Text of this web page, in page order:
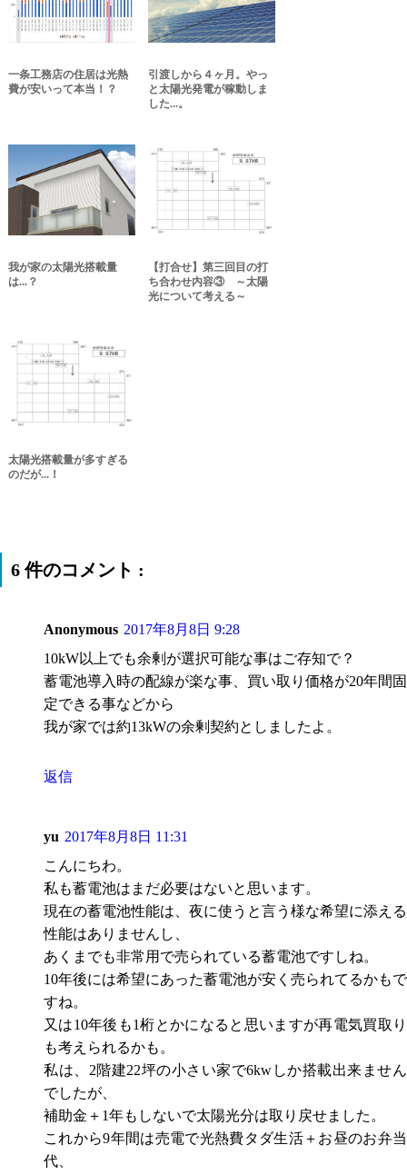
一条工務店の住居は光熱
費が安いって本当！？
引渡しから４ヶ月。やっ
と太陽光発電が稼動しま
した...。
我が家の太陽光搭載量
は...？
【打合せ】第三回目の打
ち合わせ内容③ ～太陽
光について考える～
太陽光搭載量が多すぎる
のだが...！
6 件のコメント :
Anonymous 2017年8月8日 9:28
10kW以上でも余剰が選択可能な事はご存知で？
蓄電池導入時の配線が楽な事、買い取り価格が20年間固
定できる事などから
我が家では約13kWの余剰契約としましたよ。
返信
yu 2017年8月8日 11:31
こんにちわ。
私も蓄電池はまだ必要はないと思います。
現在の蓄電池性能は、夜に使うと言う様な希望に添える
性能はありませんし、
あくまでも非常用で売られている蓄電池ですしね。
10年後には希望にあった蓄電池が安く売られてるかもで
すね。
又は10年後も1桁とかになると思いますが再電気買取り
も考えられるかも。
私は、2階建22坪の小さい家で6kwしか搭載出来ません
でしたが、
補助金＋1年もしないで太陽光分は取り戻せました。
これから9年間は売電で光熱費タダ生活＋お昼のお弁当
代、